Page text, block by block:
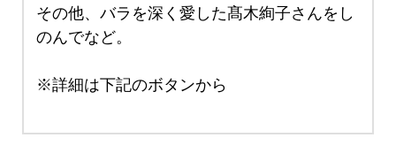
その他、バラを深く愛した髙木絢子さんをし
のんでなど。
※詳細は下記のボタンから